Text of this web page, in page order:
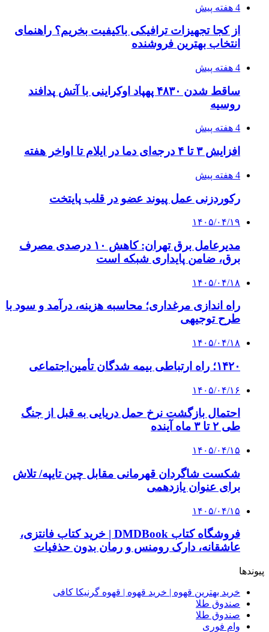
4 هفته پیش
از کجا تجهیزات ترافیکی باکیفیت بخریم؟ راهنمای
انتخاب بهترین فروشنده
4 هفته پیش
ساقط شدن ۴۸۳۰ پهپاد اوکراینی با آتش پدافند
روسیه
4 هفته پیش
افزایش ۳ تا ۴ درجه‌ای دما در ایلام تا اواخر هفته
4 هفته پیش
رکوردزنی عمل پیوند عضو در قلب پایتخت
۱۴۰۵/۰۴/۱۹
مدیرعامل برق تهران: کاهش ۱۰ درصدی مصرف
برق، ضامن پایداری شبکه است
۱۴۰۵/۰۴/۱۸
راه اندازی مرغداری؛ محاسبه هزینه، درآمد و سود با
طرح توجیهی
۱۴۰۵/۰۴/۱۸
۱۴۲۰؛ راه ارتباطی بیمه شدگان تأمین‌اجتماعی
۱۴۰۵/۰۴/۱۶
احتمال بازگشت نرخ حمل دریایی به قبل از جنگ
طی ۲ تا ۳ ماه آینده
۱۴۰۵/۰۴/۱۵
شکست شاگردان قهرمانی مقابل چین تایپه/ تلاش
برای عنوان یازدهمی
۱۴۰۵/۰۴/۱۵
فروشگاه کتاب DMDBook | خرید کتاب فانتزی،
عاشقانه، دارک رومنس و رمان بدون حذفیات
پیوندها
خرید بهترین قهوه | خرید قهوه | قهوه گرنیکا کافی
صندوق طلا
صندوق طلا
وام فوری